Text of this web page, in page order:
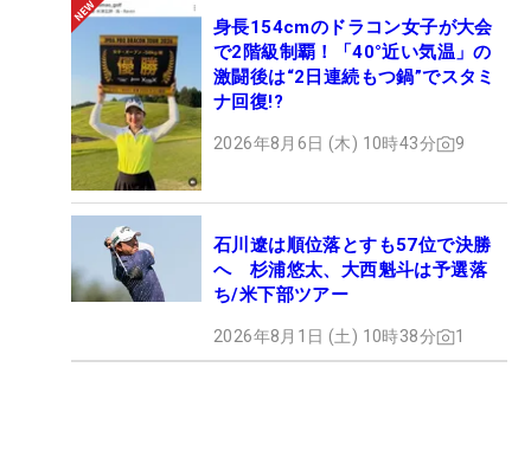
身長154cmのドラコン女子が大会
で2階級制覇！「40°近い気温」の
激闘後は“2日連続もつ鍋”でスタミ
ナ回復!?
2026年8月6日 (木) 10時43分 9
石川遼は順位落とすも57位で決勝
へ 杉浦悠太、大西魁斗は予選落
ち/米下部ツアー
2026年8月1日 (土) 10時38分 1